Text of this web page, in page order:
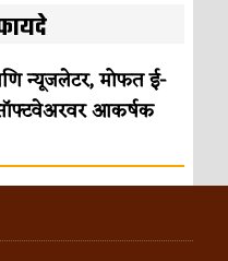
न्यूजलेटर, मोफत ई-
आकर्षक